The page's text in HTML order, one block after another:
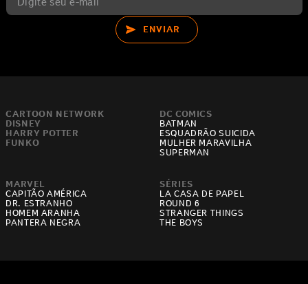
ENVIAR
CARTOON NETWORK
DISNEY
HARRY POTTER
FUNKO
DC COMICS
BATMAN
ESQUADRÃO SUICIDA
MULHER MARAVILHA
SUPERMAN
MARVEL
CAPITÃO AMÉRICA
DR. ESTRANHO
HOMEM ARANHA
PANTERA NEGRA
SÉRIES
LA CASA DE PAPEL
ROUND 6
STRANGER THINGS
THE BOYS